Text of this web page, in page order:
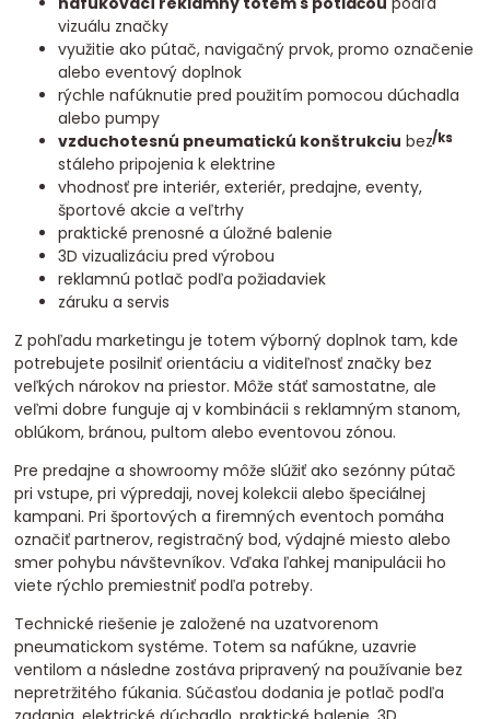
/ks
vizuálu značky
využitie ako pútač, navigačný prvok, promo označenie
alebo eventový doplnok
rýchle nafúknutie pred použitím pomocou dúchadla
alebo pumpy
vzduchotesnú pneumatickú konštrukciu bez
stáleho pripojenia k elektrine
vhodnosť pre interiér, exteriér, predajne, eventy,
športové akcie a veľtrhy
praktické prenosné a úložné balenie
3D vizualizáciu pred výrobou
reklamnú potlač podľa požiadaviek
záruku a servis
Z pohľadu marketingu je totem výborný doplnok tam, kde
potrebujete posilniť orientáciu a viditeľnosť značky bez
veľkých nárokov na priestor. Môže stáť samostatne, ale
veľmi dobre funguje aj v kombinácii s reklamným stanom,
oblúkom, bránou, pultom alebo eventovou zónou.
Pre predajne a showroomy môže slúžiť ako sezónny pútač
pri vstupe, pri výpredaji, novej kolekcii alebo špeciálnej
kampani. Pri športových a firemných eventoch pomáha
označiť partnerov, registračný bod, výdajné miesto alebo
smer pohybu návštevníkov. Vďaka ľahkej manipulácii ho
viete rýchlo premiestniť podľa potreby.
Technické riešenie je založené na uzatvorenom
pneumatickom systéme. Totem sa nafúkne, uzavrie
ventilom a následne zostáva pripravený na používanie bez
nepretržitého fúkania. Súčasťou dodania je potlač podľa